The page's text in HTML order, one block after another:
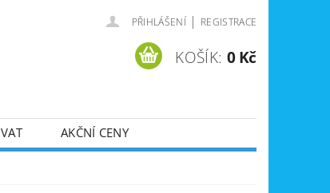
PŘIHLÁŠENÍ | REGISTRACE
KOŠÍK: 0 Kč
AKČNÍ CENY